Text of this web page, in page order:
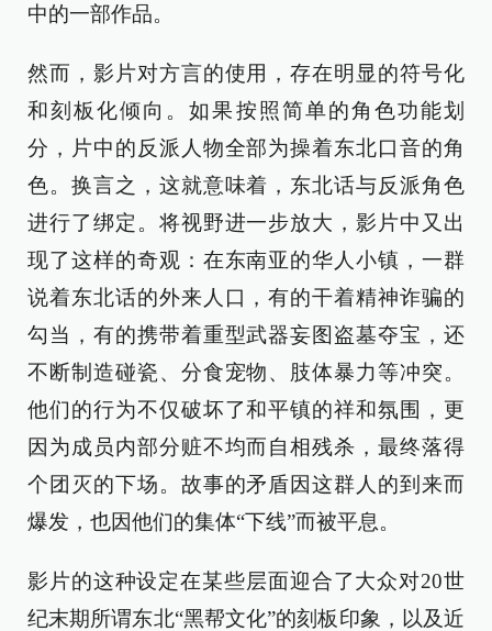
中的一部作品。
然而，影片对方言的使用，存在明显的符号化
和刻板化倾向。如果按照简单的角色功能划
分，片中的反派人物全部为操着东北口音的角
色。换言之，这就意味着，东北话与反派角色
进行了绑定。将视野进一步放大，影片中又出
现了这样的奇观：在东南亚的华人小镇，一群
说着东北话的外来人口，有的干着精神诈骗的
勾当，有的携带着重型武器妄图盗墓夺宝，还
不断制造碰瓷、分食宠物、肢体暴力等冲突。
他们的行为不仅破坏了和平镇的祥和氛围，更
因为成员内部分赃不均而自相残杀，最终落得
个团灭的下场。故事的矛盾因这群人的到来而
爆发，也因他们的集体“下线”而被平息。
影片的这种设定在某些层面迎合了大众对20世
纪末期所谓东北“黑帮文化”的刻板印象，以及近